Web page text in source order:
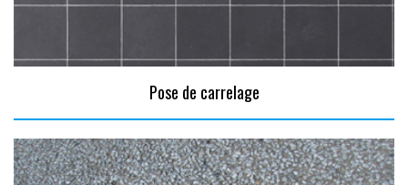
Pose de carrelage